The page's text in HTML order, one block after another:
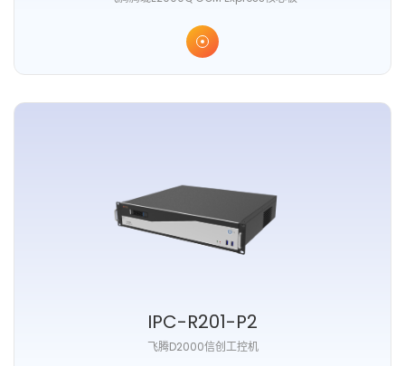
IPC-R201-P2
⻜腾D2000信创⼯控机